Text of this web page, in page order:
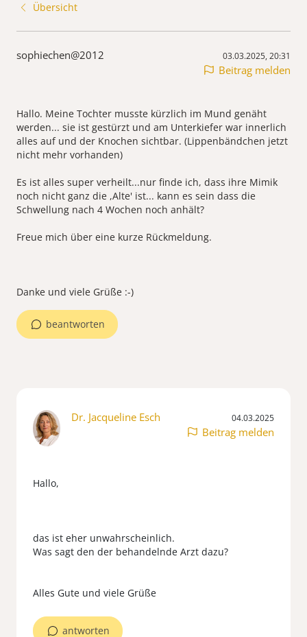
Übersicht
sophiechen@2012 03.03.2025, 20:31
Beitrag melden
Hallo. Meine Tochter musste kürzlich im Mund genäht
werden... sie ist gestürzt und am Unterkiefer war innerlich
alles auf und der Knochen sichtbar. (Lippenbändchen jetzt
nicht mehr vorhanden)
Es ist alles super verheilt...nur finde ich, dass ihre Mimik
noch nicht ganz die ,Alte' ist... kann es sein dass die
Schwellung nach 4 Wochen noch anhält?
Freue mich über eine kurze Rückmeldung.
beantworten
Dr. Jacqueline Esch 04.03.2025
Beitrag melden
Hallo,
das ist eher unwahrscheinlich.
Was sagt den der behandelnde Arzt dazu?
antworten